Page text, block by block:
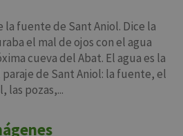
la fuente de Sant Aniol. Dice la
el mal de ojos con el agua
cueva del Abat. El agua es la
de Sant Aniol: la fuente, el
las pozas,...